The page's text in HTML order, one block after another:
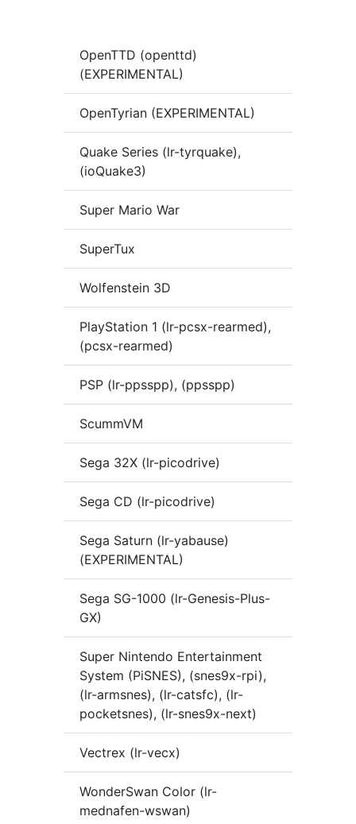
OpenTTD (openttd)
(EXPERIMENTAL)
OpenTyrian (EXPERIMENTAL)
Quake Series (lr-tyrquake),
(ioQuake3)
Super Mario War
SuperTux
Wolfenstein 3D
PlayStation 1 (lr-pcsx-rearmed),
(pcsx-rearmed)
PSP (lr-ppsspp), (ppsspp)
ScummVM
Sega 32X (lr-picodrive)
Sega CD (lr-picodrive)
Sega Saturn (lr-yabause)
(EXPERIMENTAL)
Sega SG-1000 (lr-Genesis-Plus-
GX)
Super Nintendo Entertainment
System (PiSNES), (snes9x-rpi),
(lr-armsnes), (lr-catsfc), (lr-
pocketsnes), (lr-snes9x-next)
Vectrex (lr-vecx)
WonderSwan Color (lr-
mednafen-wswan)